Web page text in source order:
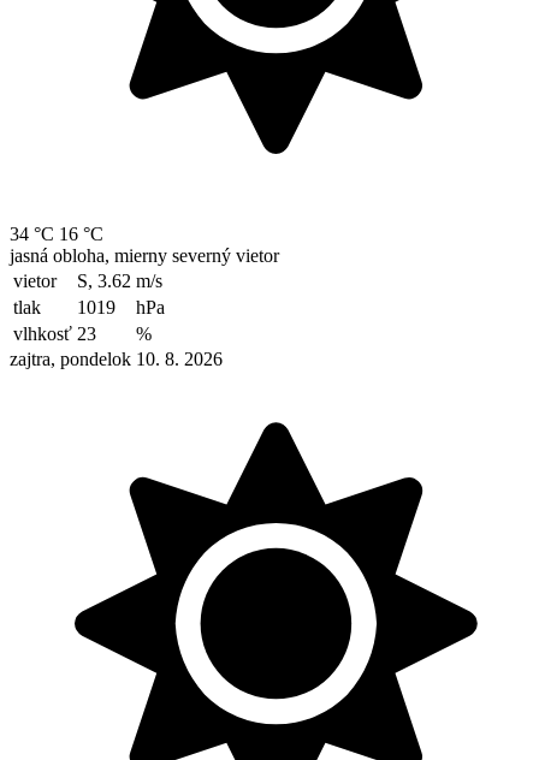
34 °C 16 °C
jasná obloha, mierny severný vietor
vietor
S, 3.62 m/s
tlak
1019
hPa
vlhkosť 23
%
zajtra, pondelok 10. 8. 2026